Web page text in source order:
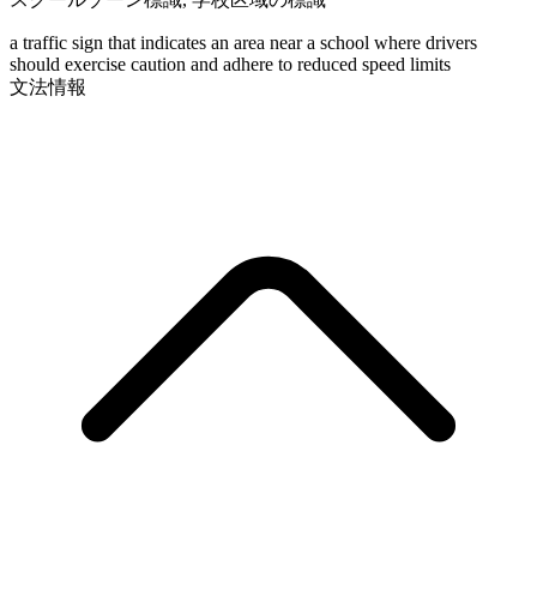
a traffic sign that indicates an area near a school where drivers
should exercise caution and adhere to reduced speed limits
文法情報